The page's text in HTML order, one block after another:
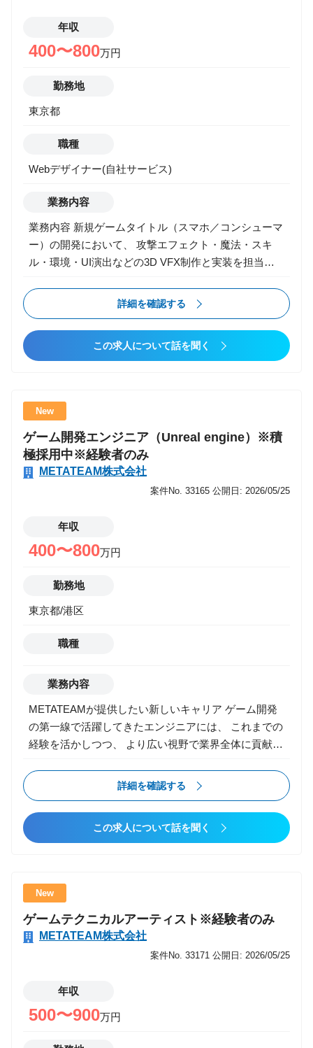
対応、ログ監視等の各種領域に関するセキュリティソ
リューション導入を目指した実行計画策定を支援 ［ポ
ジション］コンサル ［規模］6名 ・官公庁向け基盤
刷新PMO支援 [プロジェクト概要] 既存システムの
EOL対応として基盤刷新を推進するPJのネットワーク
領域におけるPMO支援 [ポジション]PMO [規模]5名
能力 ・課題解決能力 ・コミュニケーション能力 ・大
規模プロジェクトにおけるプロジェクト推進力 ■弊社
スピード感のある働き方が可能 ・代表や事業責任者と
保有し、上流から下流まで一気通貫の支援実績あり ・
IoTやAI技術を用いたアプリケーション開発など、ソリ
ューションに囚われない提案が可能
年収
400〜800万円
勤務地
東京都
職種
Webデザイナー(自社サービス)
業務内容
業務内容 新規ゲームタイトル（スマホ／コンシューマ
ー）の開発において、 攻撃エフェクト・魔法・スキ
ル・環境・UI演出などの3D VFX制作と実装を担当し
／軽量化／負荷管理／視認性 といったゲームならでは
の要素を踏まえ、演出クオリティとゲーム体験を両立
するポジションです。 【主な業務】 ▼ 3Dゲームエフ
ェクト制作（メイン） ・攻撃エフェクト（斬撃・衝撃
撃・予兆・警告エフェクト ・環境エフェクト（炎・
風・雨・雷・雪・霧 etc.） ・破壊・爆発・着弾・エネ
ルギー表現 ・カットシーン・演出シーンのエフェクト
▼ ゲーム実装（Unity／Unreal） ・Unity（Shuriken／
VFX Graph）での実装 ・Unreal Engine（Niagara）で
の実装 ・マテリアル／シェーダー（Shader Graph／
ング調整 ・Animation／Timeline／Sequencerとの同期
▼ ゲーム向け最適化 ・オーバードロー対策 ・GPU／
CPU負荷の最適化 ・テクスチャ圧縮／スプライトシー
ト作成 ・LOD・発生量調整 ・モバイル／コンシュー
マーそれぞれの制約に合わせた軽量化 ▼ 演出品質向
上・上流工程 ・VFXコンセプトの作成（参考集め、絵
出すり合わせ ・チーム内でのVFX基準作成 ・外注管
表現の検証）
詳細を確認する
この求人について話を聞く
New
ゲーム開発エンジニア（Unreal engine）※積
極採用中※経験者のみ
METATEAM株式会社
案件No. 33165 公開日: 2026/05/25
年収
400〜800万円
勤務地
東京都/港区
職種
業務内容
METATEAMが提供したい新しいキャリア ゲーム開発
の第一線で活躍してきたエンジニアには、 これまでの
経験を活かしつつ、 より広い視野で業界全体に貢献で
の引き出しを増やす ・チームマネジメントや組織構築
など、ビジネススキルを磨く成長機会 ・新規事業にも
挑戦可能 経験を多く積んでさらにスキルアップしたい
方、 現場経験を生かしてキャリアの幅を広げたい方に
ームプレイ、バトル、レベルデザイン、演出、システ
ム設計など、 中核となる機能の開発全般を担当いただ
きます。 【主な業務】 ・コンシューマー向けタイト
ルのゲームクライアント開発 ・キャラクター挙動、
AI、バトルシステムなどの実装 ・レベルデザイン／ギ
レイヤー体験に直結する部分の実装 ・Unreal Engine、
Unity、内製エンジンなどを用いたシステム構築 ・最
適化（描画・パフォーマンス・ロード時間改善） ・プ
ラットフォーム要件に伴う技術対応 ・他職種（アー
詳細を確認する
この求人について話を聞く
New
ゲームテクニカルアーティスト※経験者のみ
METATEAM株式会社
案件No. 33171 公開日: 2026/05/25
年収
500〜900万円